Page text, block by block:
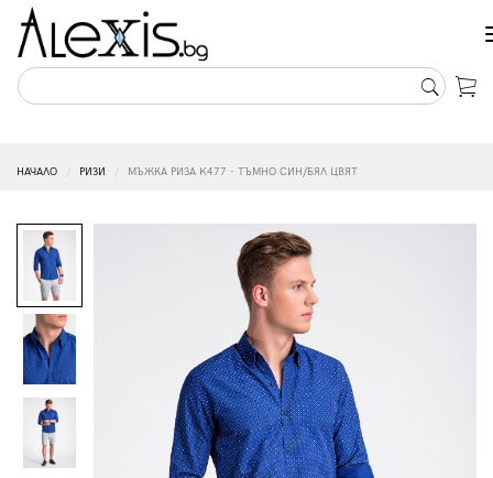
НАЧАЛО РИЗИ МЪЖКА РИЗА K477 - ТЪМНО СИН/БЯЛ ЦВЯТ